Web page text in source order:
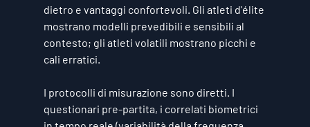
dietro e vantaggi confortevoli. Gli atleti d'élite
mostrano modelli prevedibili e sensibili al
contesto; gli atleti volatili mostrano picchi e
cali erratici.
I protocolli di misurazione sono diretti. I
questionari pre-partita, i correlati biometrici